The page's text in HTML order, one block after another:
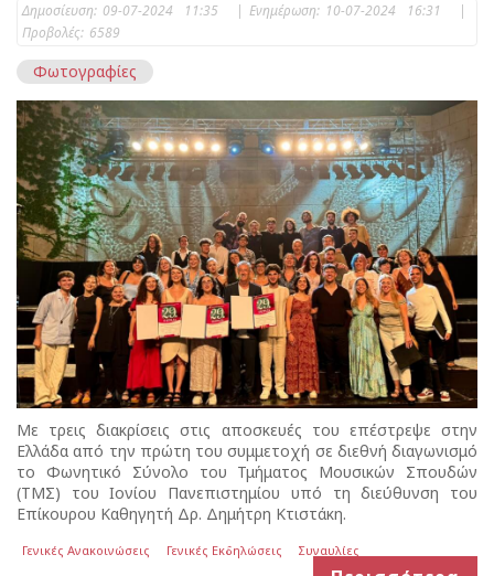
Δημοσίευση: 09-07-2024 11:35 Ενημέρωση: 10-07-2024 16:31
Προβολές: 6589
Φωτογραφίες
Με τρεις διακρίσεις στις αποσκευές του επέστρεψε στην
Ελλάδα από την πρώτη του συμμετοχή σε διεθνή διαγωνισμό
το Φωνητικό Σύνολο του Τμήματος Μουσικών Σπουδών
(ΤΜΣ) του Ιονίου Πανεπιστημίου υπό τη διεύθυνση του
Επίκουρου Καθηγητή Δρ. Δημήτρη Κτιστάκη.
Γενικές Ανακοινώσεις Γενικές Εκδηλώσεις Συναυλίες